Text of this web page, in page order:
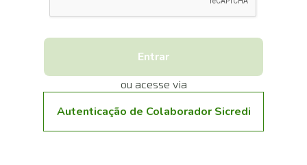
Entrar
ou acesse via
Autenticação de Colaborador Sicredi